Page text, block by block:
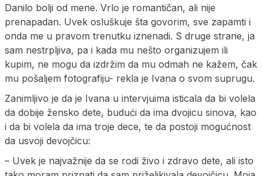
Danilo bolji od mene. Vrlo je romantičan, ali nije
prenapadan. Uvek osluškuje šta govorim, sve zapamti i
onda me u pravom trenutku iznenadi. S druge strane, ja
sam nestrpljiva, pa i kada mu nešto organizujem ili
kupim, ne mogu da izdržim da mu odmah ne kažem, čak
mu pošaljem fotografiju- rekla je Ivana o svom suprugu.
Zanimljivo je da je Ivana u intervjuima isticala da bi volela
da dobije žensko dete, budući da ima dvojicu sinova, kao
i da bi volela da ima troje dece, te da postoji mogućnost
da usvoji devojčicu:
– Uvek je najvažnije da se rodi živo i zdravo dete, ali isto